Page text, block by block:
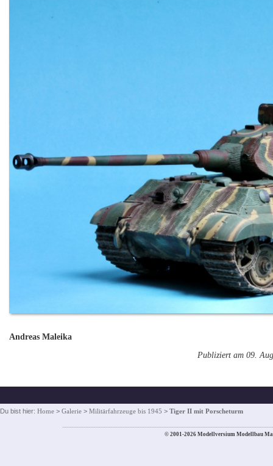
Andreas Maleika
Publiziert am 09.
Du bist hier: Home > Galerie > Militärfahrzeuge bis 1945 > Tiger II mit Porscheturm
© 2001-2026 Modellversium Modellbau